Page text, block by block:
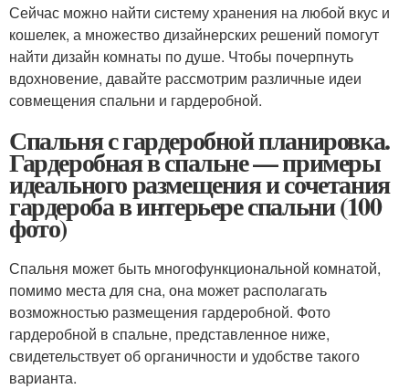
Сейчас можно найти систему хранения на любой вкус и
кошелек, а множество дизайнерских решений помогут
найти дизайн комнаты по душе. Чтобы почерпнуть
вдохновение, давайте рассмотрим различные идеи
совмещения спальни и гардеробной.
Спальня с гардеробной планировка.
Гардеробная в спальне — примеры
идеального размещения и сочетания
гардероба в интерьере спальни (100
фото)
Спальня может быть многофункциональной комнатой,
помимо места для сна, она может располагать
возможностью размещения гардеробной. Фото
гардеробной в спальне, представленное ниже,
свидетельствует об органичности и удобстве такого
варианта.